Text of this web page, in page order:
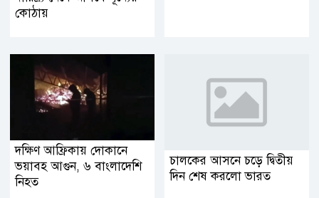
কোঠায়
দক্ষিণ আফ্রিকায় দোকানে
ভয়াবহ আগুন, ৬ বাংলাদেশি
নিহত
চালকের আসনে চড়ে দ্বিতীয়
দিন শেষ করলো ভারত